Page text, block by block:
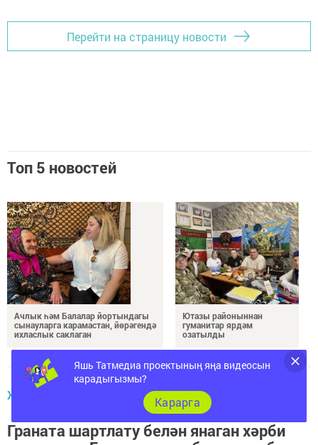
Перейти на страницу новости
Топ 5 новостей
Ачлык һәм Балалар йортындагы
сынауларга карамастан, йөрәгендә
ихласлык саклаган
Ютазы районыннан
гуманитар ярдәм
озатылды
ҖӘМГЫЯТЬ
Граната шартлату белән янаган хәрби
Яшь Татмедиа проектының яңа видеосын
карадыгызмы?
Карарга